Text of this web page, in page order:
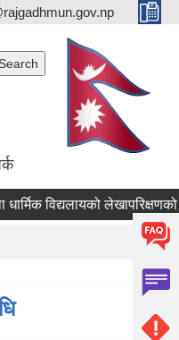
विद्यलायको लेखापरिक्षणको